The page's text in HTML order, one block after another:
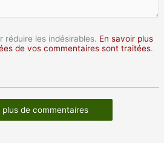
réduire les indésirables. En savoir plus
de vos commentaires sont traitées.
de commentaires